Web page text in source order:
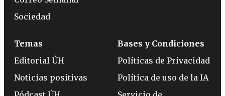
Sociedad
Temas
Editorial ÚH
Noticias positivas
Bases y Condiciones
Políticas de Privacidad
Política de uso de la IA